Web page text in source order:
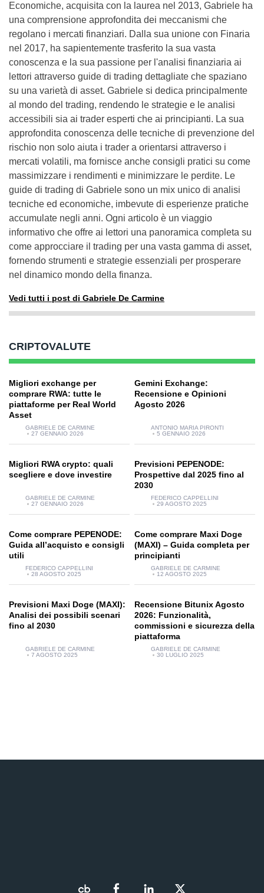
Economiche, acquisita con la laurea nel 2013, Gabriele ha
una comprensione approfondita dei meccanismi che
regolano i mercati finanziari. Dalla sua unione con Finaria
nel 2017, ha sapientemente trasferito la sua vasta
conoscenza e la sua passione per l'analisi finanziaria ai
lettori attraverso guide di trading dettagliate che spaziano
su una varietà di asset. Gabriele si dedica principalmente
al mondo del trading, rendendo le strategie e le analisi
accessibili sia ai trader esperti che ai principianti. La sua
approfondita conoscenza delle tecniche di prevenzione del
rischio non solo aiuta i trader a orientarsi attraverso i
mercati volatili, ma fornisce anche consigli pratici su come
massimizzare i rendimenti e minimizzare le perdite. Le
guide di trading di Gabriele sono un mix unico di analisi
tecniche ed economiche, imbevute di esperienze pratiche
accumulate negli anni. Ogni articolo è un viaggio
informativo che offre ai lettori una panoramica completa su
come approcciare il trading per una vasta gamma di asset,
fornendo strumenti e strategie essenziali per prosperare
nel dinamico mondo della finanza.
Vedi tutti i post di Gabriele De Carmine
CRIPTOVALUTE
Migliori exchange per
comprare RWA: tutte le
piattaforme per Real World
Asset
GABRIELE DE CARMINE
27 GENNAIO 2026
Gemini Exchange:
Recensione e Opinioni
Agosto 2026
ANTONIO MARIA PIRONTI
5 GENNAIO 2026
Migliori RWA crypto: quali
scegliere e dove investire
GABRIELE DE CARMINE
27 GENNAIO 2026
Previsioni PEPENODE:
Prospettive dal 2025 fino al
2030
FEDERICO CAPPELLINI
29 AGOSTO 2025
Come comprare PEPENODE:
Guida all’acquisto e consigli
utili
FEDERICO CAPPELLINI
28 AGOSTO 2025
Come comprare Maxi Doge
(MAXI) – Guida completa per
principianti
GABRIELE DE CARMINE
12 AGOSTO 2025
Previsioni Maxi Doge (MAXI):
Analisi dei possibili scenari
fino al 2030
GABRIELE DE CARMINE
7 AGOSTO 2025
Recensione Bitunix Agosto
2026: Funzionalità,
commissioni e sicurezza della
piattaforma
GABRIELE DE CARMINE
30 LUGLIO 2025